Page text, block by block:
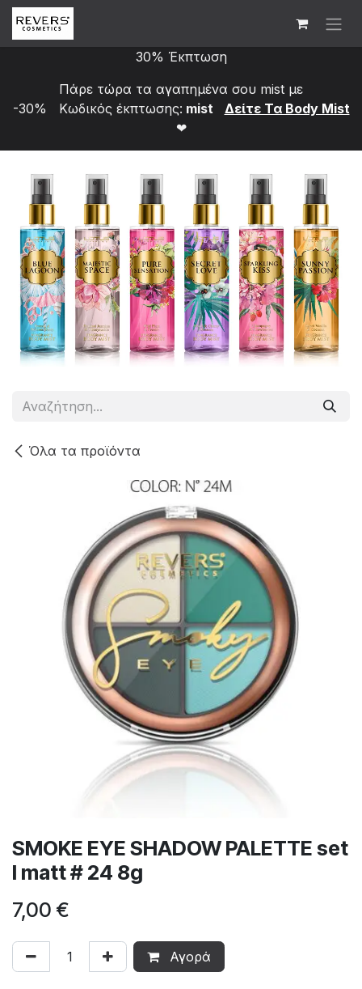
Skip to Content
30% Έκπτωση
Πάρε τώρα τα αγαπημένα σου mist με
-30% Κωδικός έκπτωσης: mist
Δείτε Τα Bod​y Mist
❤
Όλα τα προϊόντα
SMOKE EYE SHADOW PALETTE set
I matt # 24 8g
7,00 €
Αγορά